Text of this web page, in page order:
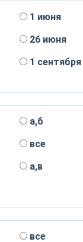
1 июня
26 июня
1 сентября
а,б
все
а,в
все